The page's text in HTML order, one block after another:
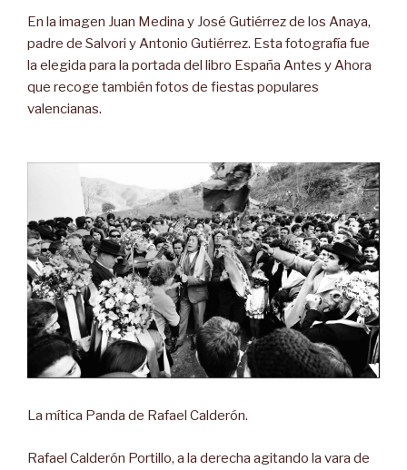
En la imagen Juan Medina y José Gutiérrez de los Anaya,
padre de Salvori y Antonio Gutiérrez. Esta fotografía fue
la elegida para la portada del libro España Antes y Ahora
que recoge también fotos de fiestas populares
valencianas.
La mítica Panda de Rafael Calderón.
Rafael Calderón Portillo, a la derecha agitando la vara de